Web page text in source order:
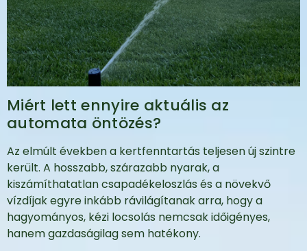
Miért lett ennyire aktuális az
automata öntözés?
Az elmúlt években a kertfenntartás teljesen új szintre
került. A hosszabb, szárazabb nyarak, a
kiszámíthatatlan csapadékeloszlás és a növekvő
vízdíjak egyre inkább rávilágítanak arra, hogy a
hagyományos, kézi locsolás nemcsak időigényes,
hanem gazdaságilag sem hatékony.